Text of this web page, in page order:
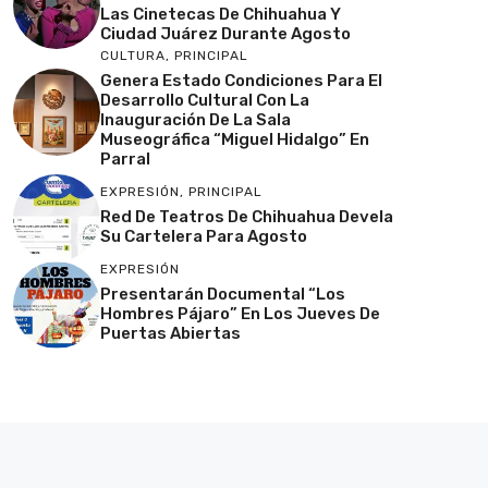
Las Cinetecas De Chihuahua Y
Ciudad Juárez Durante Agosto
CULTURA, PRINCIPAL
Genera Estado Condiciones Para El
Desarrollo Cultural Con La
Inauguración De La Sala
Museográfica “Miguel Hidalgo” En
Parral
EXPRESIÓN, PRINCIPAL
Red De Teatros De Chihuahua Devela
Su Cartelera Para Agosto
EXPRESIÓN
Presentarán Documental “Los
Hombres Pájaro” En Los Jueves De
Puertas Abiertas